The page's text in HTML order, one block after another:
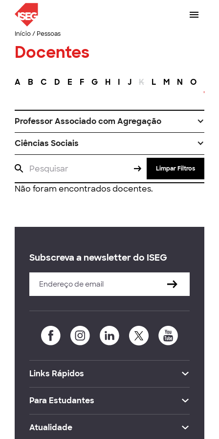
Início/ Pessoas
Docentes
A B C D E F G H I J K L M N O
Professor Associado com Agregação
Ciências Sociais
Limpar Filtros
Não foram encontrados docentes.
Subscreva a newsletter do ISEG
Links Rápidos
Para Estudantes
Atualidade